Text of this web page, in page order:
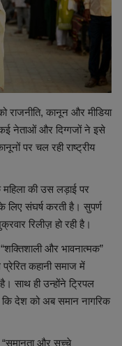
राजनीति, कानून और मीडिया
नेताओं और दिग्गजों ने इसे
पर चल रही राष्ट्रीय
की उस लड़ाई पर
लिए संघर्ष करती है। सुपर्ण
रिलीज़ हो रही है।
और भावनात्मक”
कहानी समाज में
साथ ही उन्होंने ट्रिपल
कि देश को अब समान नागरिक
“समानता और सच्चे